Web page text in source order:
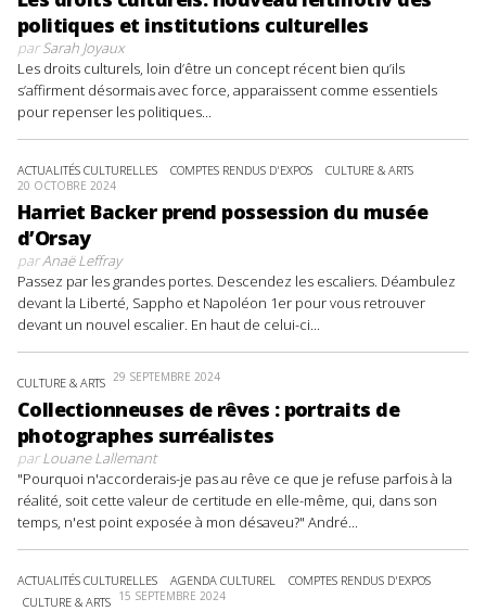
politiques et institutions culturelles
parSarah Joyaux
Les droits culturels, loin d’être un concept récent bien qu’ils
s’affirment désormais avec force, apparaissent comme essentiels
pour repenser les politiques...
ACTUALITÉS CULTURELLES COMPTES RENDUS D'EXPOS CULTURE & ARTS
20 OCTOBRE 2024
Harriet Backer prend possession du musée
d’Orsay
parAnaë Leffray
Passez par les grandes portes. Descendez les escaliers. Déambulez
devant la Liberté, Sappho et Napoléon 1er pour vous retrouver
devant un nouvel escalier. En haut de celui-ci...
CULTURE & ARTS 29 SEPTEMBRE 2024
Collectionneuses de rêves : portraits de
photographes surréalistes
parLouane Lallemant
"Pourquoi n'accorderais-je pas au rêve ce que je refuse parfois à la
réalité, soit cette valeur de certitude en elle-même, qui, dans son
temps, n'est point exposée à mon désaveu?" André...
ACTUALITÉS CULTURELLES AGENDA CULTUREL
COMPTES RENDUS D'EXPOS
CULTURE & ARTS 15 SEPTEMBRE 2024